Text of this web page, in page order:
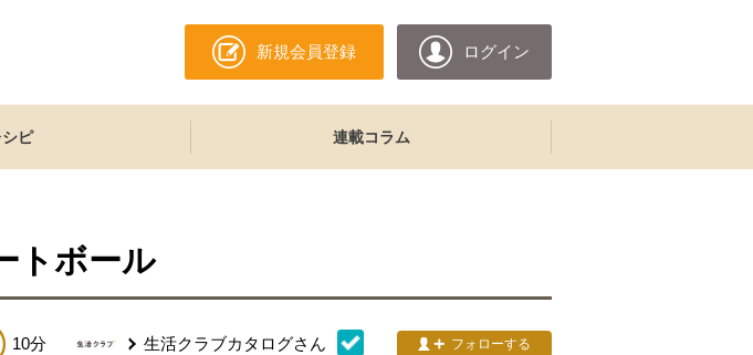
新規会員登録 ログイン
シピ 連載コラム
トボール
10分 生活クラブカタログさん フォローする